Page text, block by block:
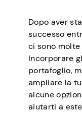
Dopo aver
successo
ci sono
Incorporare
portafoglio,
ampliare la
alcune
aiutarti a